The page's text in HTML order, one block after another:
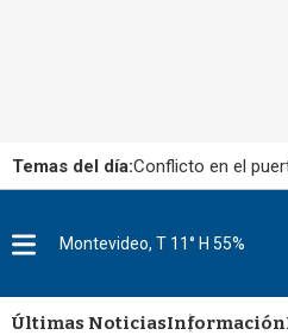
Temas del día:Conflicto en el
u
Montevideo, T 11° H 55%
Últimas NoticiasInformación